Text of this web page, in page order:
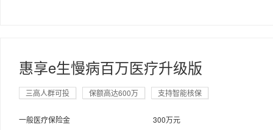
惠享e生慢病百万医疗升级版
三高人群可投 保额高达600万 支持智能核保
一般医疗保险金
300万元